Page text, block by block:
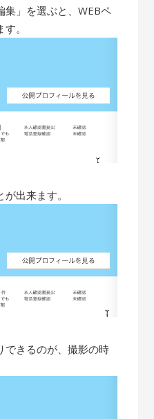
集」を選ぶと、WEBペ
。
出来ます。
できるのが、撮影の時